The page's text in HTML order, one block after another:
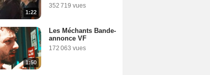
1:22
352 719 vues
1:50
Les Méchants Bande-
annonce VF
172 063 vues